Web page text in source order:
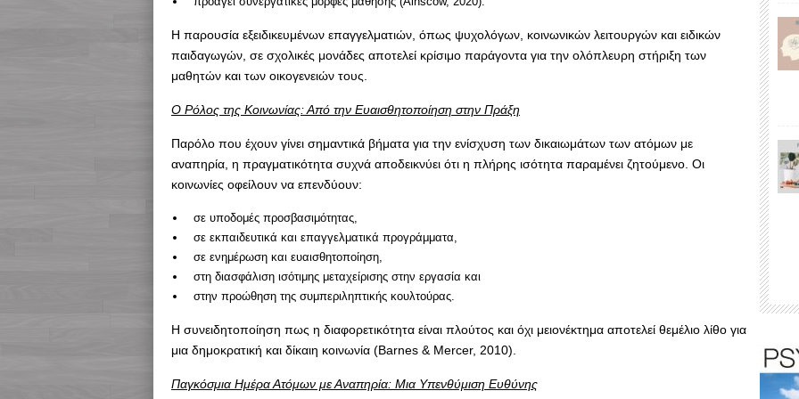
Η παρουσία εξειδικευμένων επαγγελματιών, όπως ψυχολόγων, κοινωνικών λειτουργών και ειδικών
παιδαγωγών, σε σχολικές μονάδες αποτελεί κρίσιμο παράγοντα για την ολόπλευρη στήριξη των
μαθητών και των οικογενειών τους.
Ο Ρόλος της Κοινωνίας: Από την Ευαισθητοποίηση στην Πράξη
Παρόλο που έχουν γίνει σημαντικά βήματα για την ενίσχυση των δικαιωμάτων των ατόμων με
αναπηρία, η πραγματικότητα συχνά αποδεικνύει ότι η πλήρης ισότητα παραμένει ζητούμενο. Οι
κοινωνίες οφείλουν να επενδύουν:
σε υποδομές προσβασιμότητας,
σε εκπαιδευτικά και επαγγελματικά προγράμματα,
σε ενημέρωση και ευαισθητοποίηση,
στη διασφάλιση ισότιμης μεταχείρισης στην εργασία και
στην προώθηση της συμπεριληπτικής κουλτούρας.
Η συνειδητοποίηση πως η διαφορετικότητα είναι πλούτος και όχι μειονέκτημα αποτελεί θεμέλιο λίθο για
μια δημοκρατική και δίκαιη κοινωνία (Barnes & Mercer, 2010).
Παγκόσμια Ημέρα Ατόμων με Αναπηρία: Μια Υπενθύμιση Ευθύνης